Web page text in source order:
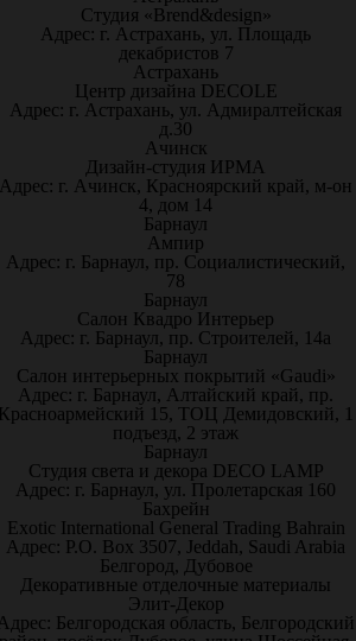
Студия «Brend&design»
Адрес: г. Астрахань, ул. Площадь
декабристов 7
Астрахань
Центр дизайна DECOLE
Адрес: г. Астрахань, ул. Адмиралтейская
д.30
Ачинск
Дизайн-студия ИРМА
Адрес: г. Ачинск, Красноярский край, м-он
4, дом 14
Барнаул
Ампир
Адрес: г. Барнаул, пр. Социалистический,
78
Барнаул
Салон Квадро Интерьер
Адрес: г. Барнаул, пр. Строителей, 14а
Барнаул
Салон интерьерных покрытий «Gaudi»
Адрес: г. Барнаул, Алтайский край, пр.
15, ТОЦ Демидовский, 1
подъезд, 2 этаж
Барнаул
Студия света и декора DECO LAMP
Адрес: г. Барнаул, ул. Пролетарская 160
Бахрейн
Exotic International General Trading Bahrain
Адрес: P.O. Box 3507, Jeddah, Saudi Arabia
Белгород, Дубовое
Декоративные отделочные материалы
Элит-Декор
Белгородская область, Белгородский